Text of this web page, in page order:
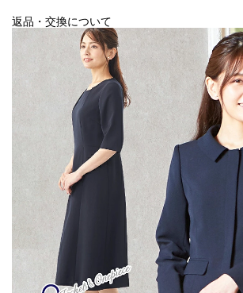
返品・交換について